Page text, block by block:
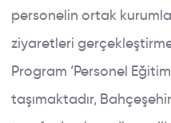
personelin ortak
ziyaretleri
Program ‘Personel
taşımaktadır,